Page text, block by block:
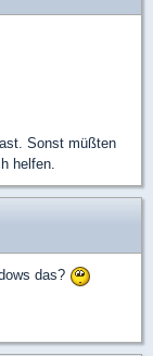
Sonst müßten
helfen.
das?